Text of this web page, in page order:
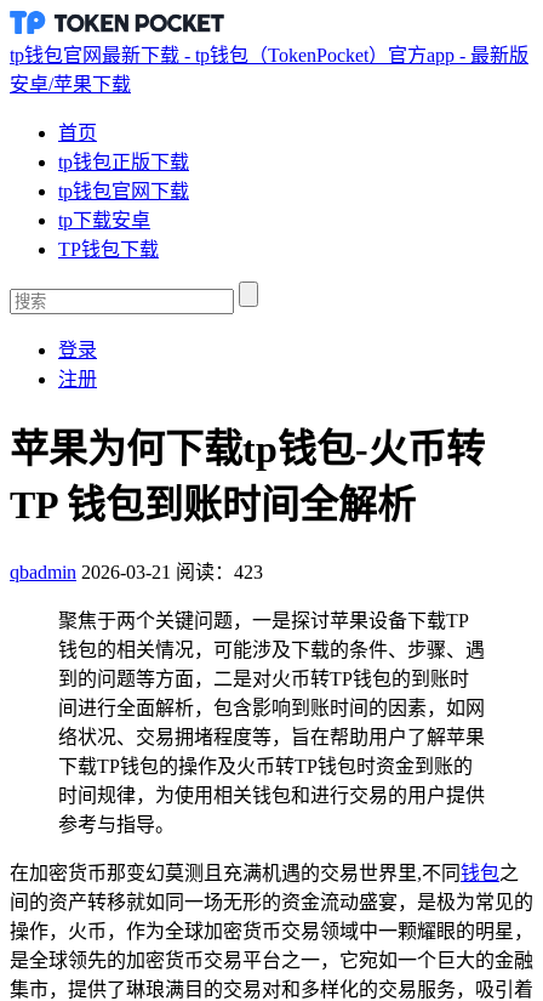
tp钱包官网最新下载 - tp钱包（TokenPocket）官方app - 最新版
安卓/苹果下载
首页
tp钱包正版下载
tp钱包官网下载
tp下载安卓
TP钱包下载
登录
注册
苹果为何下载tp钱包-火币转
TP 钱包到账时间全解析
qbadmin 2026-03-21 阅读：423
聚焦于两个关键问题，一是探讨苹果设备下载TP
钱包的相关情况，可能涉及下载的条件、步骤、遇
到的问题等方面，二是对火币转TP钱包的到账时
间进行全面解析，包含影响到账时间的因素，如网
络状况、交易拥堵程度等，旨在帮助用户了解苹果
下载TP钱包的操作及火币转TP钱包时资金到账的
时间规律，为使用相关钱包和进行交易的用户提供
参考与指导。
在加密货币那变幻莫测且充满机遇的交易世界里,不同钱包之
间的资产转移就如同一场无形的资金流动盛宴，是极为常见的
操作，火币，作为全球加密货币交易领域中一颗耀眼的明星，
是全球领先的加密货币交易平台之一，它宛如一个巨大的金融
集市，提供了琳琅满目的交易对和多样化的交易服务，吸引着